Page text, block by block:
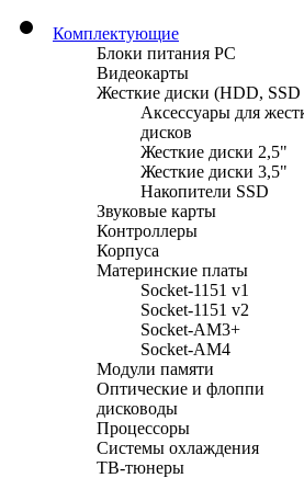
Комплектующие
Блоки питания PC
Видеокарты
Жесткие диски (HDD, SSD
Аксессуары для
дисков
Жесткие диски 2,5"
Жесткие диски 3,5"
Накопители SSD
Звуковые карты
Контроллеры
Корпуса
Материнские платы
Socket-1151 v1
Socket-1151 v2
Socket-AM3+
Socket-AM4
Модули памяти
Оптические и флоппи
дисководы
Процессоры
Системы охлаждения
ТВ-тюнеры